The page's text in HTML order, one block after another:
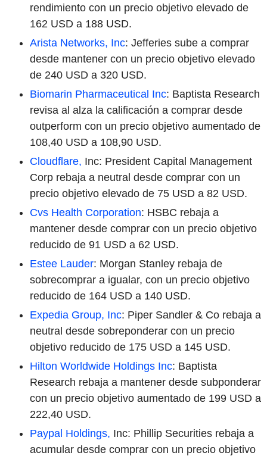
rendimiento con un precio objetivo elevado de
162 USD a 188 USD.
Arista Networks, Inc: Jefferies sube a comprar
desde mantener con un precio objetivo elevado
de 240 USD a 320 USD.
Biomarin Pharmaceutical Inc: Baptista Research
revisa al alza la calificación a comprar desde
outperform con un precio objetivo aumentado de
108,40 USD a 108,90 USD.
Cloudflare, Inc: President Capital Management
Corp rebaja a neutral desde comprar con un
precio objetivo elevado de 75 USD a 82 USD.
Cvs Health Corporation: HSBC rebaja a
mantener desde comprar con un precio objetivo
reducido de 91 USD a 62 USD.
Estee Lauder: Morgan Stanley rebaja de
sobrecomprar a igualar, con un precio objetivo
reducido de 164 USD a 140 USD.
Expedia Group, Inc: Piper Sandler & Co rebaja a
neutral desde sobreponderar con un precio
objetivo reducido de 175 USD a 145 USD.
Hilton Worldwide Holdings Inc: Baptista
Research rebaja a mantener desde subponderar
con un precio objetivo aumentado de 199 USD a
222,40 USD.
Paypal Holdings, Inc: Phillip Securities rebaja a
acumular desde comprar con un precio objetivo